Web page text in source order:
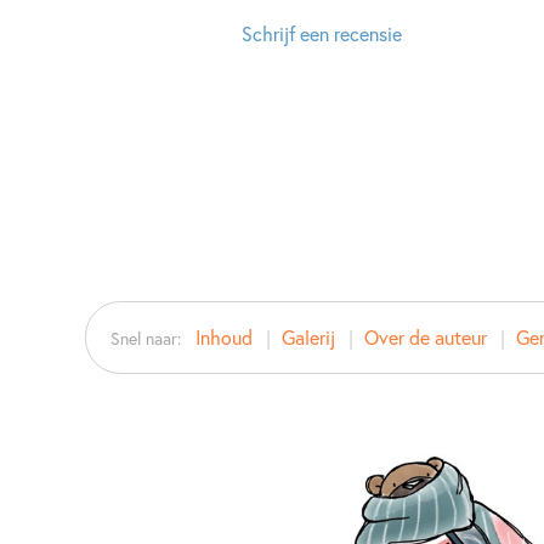
Schrijf een recensie
Snel naar: Inhoud Galerij Over de auteur